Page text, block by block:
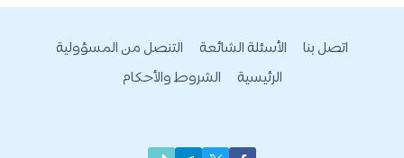
اتصل بنا الأسئلة الشائعة
التنصل من المسؤولية
الرئيسية
الشروط والأحكام